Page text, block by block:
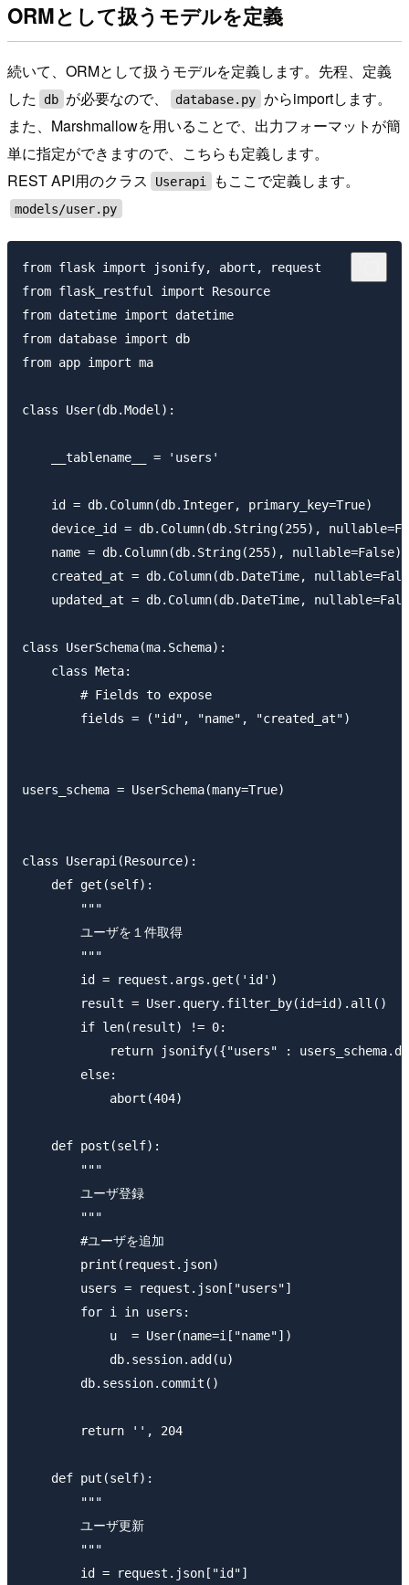
ORMとして扱うモデルを定義
続いて、ORMとして扱うモデルを定義します。先程、定義
した
db が必要なので、 database.py からimportします。
また、Marshmallowを用いることで、出力フォーマットが簡
単に指定ができますので、こちらも定義します。
REST API用のクラス
Userapi もここで定義します。
models/user.py
from flask import jsonify, abort, request
from flask_restful import Resource
from datetime import datetime
from database import db
from app import ma
class User(db.Model):
    __tablename__ = 'users'
    id = db.Column(db.Integer, primary_key=True)
device_id = db.Column(db.String(255),
    name = db.Column(db.String(255), nullable=False)
created_at = db.Column(db.DateTime,
updated_at = db.Column(db.DateTime,
class UserSchema(ma.Schema):
    class Meta:
        # Fields to expose
        fields = ("id", "name", "created_at")
users_schema = UserSchema(many=True)
class Userapi(Resource):
    def get(self):
        """
        ユーザを１件取得
        """
        id = request.args.get('id')
        result = User.query.filter_by(id=id).all()
        if len(result) != 0:
return jsonify({"users" :
        else:
            abort(404)
    def post(self):
        """
        ユーザ登録
        """
        #ユーザを追加
        print(request.json)
        users = request.json["users"]
        for i in users:
            u  = User(name=i["name"])
            db.session.add(u)
        db.session.commit()
        return '', 204
    def put(self):
        """
        ユーザ更新
        """
        id = request.json["id"]